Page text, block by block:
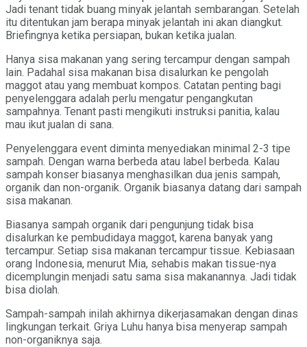
Jadi tenant tidak buang minyak jelantah sembarangan. Setelah
itu ditentukan jam berapa minyak jelantah ini akan diangkut.
Briefingnya ketika persiapan, bukan ketika jualan.
Hanya sisa makanan yang sering tercampur dengan sampah
lain. Padahal sisa makanan bisa disalurkan ke pengolah
maggot atau yang membuat kompos. Catatan penting bagi
penyelenggara adalah perlu mengatur pengangkutan
sampahnya. Tenant pasti mengikuti instruksi panitia, kalau
mau ikut jualan di sana.
Penyelenggara event diminta menyediakan minimal 2-3 tipe
sampah. Dengan warna berbeda atau label berbeda. Kalau
sampah konser biasanya menghasilkan dua jenis sampah,
organik dan non-organik. Organik biasanya datang dari sampah
sisa makanan.
Biasanya sampah organik dari pengunjung tidak bisa
disalurkan ke pembudidaya maggot, karena banyak yang
tercampur. Setiap sisa makanan tercampur tissue. Kebiasaan
orang Indonesia, menurut Mia, sehabis makan tissue-nya
dicemplungin menjadi satu sama sisa makanannya. Jadi tidak
bisa diolah.
Sampah-sampah inilah akhirnya dikerjasamakan dengan dinas
lingkungan terkait. Griya Luhu hanya bisa menyerap sampah
non-organiknya saja.